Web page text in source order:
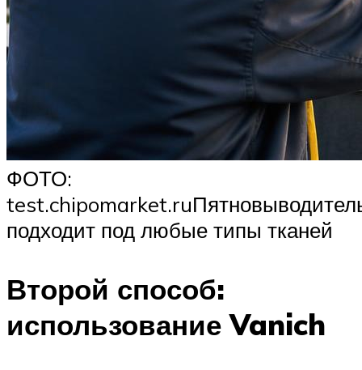
ФОТО:
подходит под любые типы тканей
Второй способ:
использование Vanich